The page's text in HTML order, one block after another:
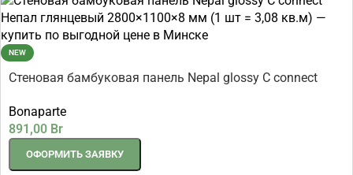
NEW
Стеновая бамбуковая панель Nepal glossy C connect
Bonaparte
891,00 Br
ОФОРМИТЬ ЗАЯВКУ